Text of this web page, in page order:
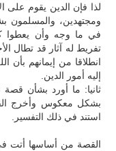
لذا فإن الدين يقوم على
ومجتهدين، والمسلمون
في ما وجه وأن يعطوا
تفريط له آثار قد تطال
انطلاقا من إيمانهم بأن
إليه أمور الدين.
ثانيا: ما أورد بشأن
بشكل معكوس وأخرج
استند في ذلك التفسير.
القصة من أساسها أتت